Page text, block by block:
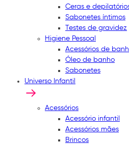
Ceras e
Sabonetes íntimos
Testes de gravidez
Higiene Pessoal
Acessórios de
Óleo de banho
Sabonetes
Universo Infantil
Acessórios
Acessório infantil
Acessórios mães
Brincos